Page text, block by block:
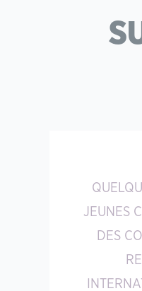
JEUNES
DES